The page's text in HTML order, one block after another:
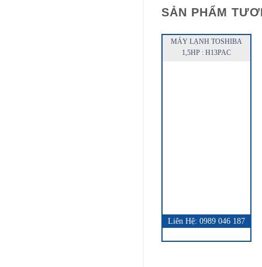
SẢN PHẨM
MÁY LẠNH TOSHIBA
1,5HP : H13PAC
Liên Hệ: 0989 046 187